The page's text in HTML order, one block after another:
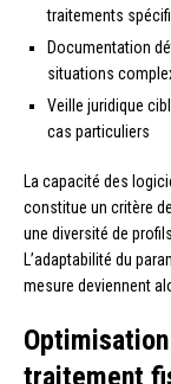
traitements
Documentation
situations
Veille juridique
cas particuliers
La capacité des
constitue un critère
une diversité de
L’adaptabilité du
mesure deviennent
traitement